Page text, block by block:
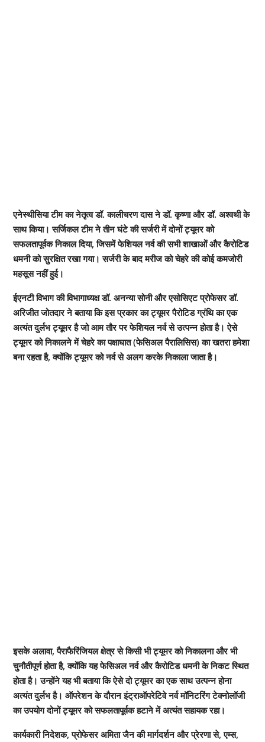
एनेस्थीसिया टीम का नेतृत्व डॉ. कालीचरण दास ने डॉ. कृष्णा और डॉ. अश्वथी के
साथ किया। सर्जिकल टीम ने तीन घंटे की सर्जरी में दोनों ट्यूमर को
सफलतापूर्वक निकाल दिया, जिसमें फेशियल नर्व की सभी शाखाओं और कैरोटिड
धमनी को सुरक्षित रखा गया। सर्जरी के बाद मरीज को चेहरे की कोई कमजोरी
महसूस नहीं हुई।
ईएनटी विभाग की विभागाध्यक्ष डॉ. अनन्या सोनी और एसोसिएट प्रोफेसर डॉ.
अरिजीत जोतदार ने बताया कि इस प्रकार का ट्यूमर पैरोटिड ग्रंथि का एक
अत्यंत दुर्लभ ट्यूमर है जो आम तौर पर फेशियल नर्व से उत्पन्न होता है। ऐसे
ट्यूमर को निकालने में चेहरे का पक्षाघात (फेसिअल पैरालिसिस) का खतरा हमेशा
बना रहता है, क्योंकि ट्यूमर को नर्व से अलग करके निकाला जाता है।
इसके अलावा, पैराफैरिंजियल क्षेत्र से किसी भी ट्यूमर को निकालना और भी
चुनौतीपूर्ण होता है, क्योंकि यह फेसिअल नर्व और कैरोटिड धमनी के निकट स्थित
होता है। उन्होंने यह भी बताया कि ऐसे दो ट्यूमर का एक साथ उत्पन्न होना
अत्यंत दुर्लभ है। ऑपरेशन के दौरान इंट्राऑपरेटिवे नर्व मॉनिटरिंग टेक्नोलॉजी
का उपयोग दोनों ट्यूमर को सफलतापूर्वक हटाने में अत्यंत सहायक रहा।
कार्यकारी निदेशक, प्रोफेसर अमिता जैन की मार्गदर्शन और प्रेरणा से, एम्स,